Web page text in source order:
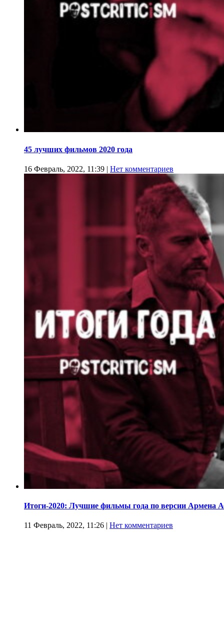
45 лучших фильмов 2020 года
16 Февраль, 2022, 11:39 | Нет комментариев
Итоги-2020: Лучшие фильмы года по версии Армена
11 Февраль, 2022, 11:26 | Нет комментариев